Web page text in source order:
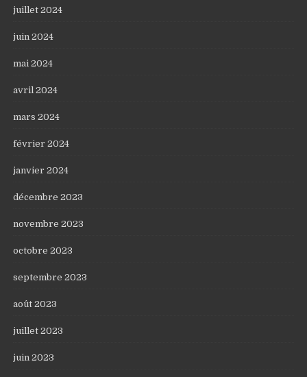
juillet 2024
juin 2024
mai 2024
avril 2024
mars 2024
février 2024
janvier 2024
décembre 2023
novembre 2023
octobre 2023
septembre 2023
août 2023
juillet 2023
juin 2023